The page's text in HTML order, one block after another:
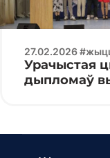
27.02.2026
Урачыстая
дыпломаў